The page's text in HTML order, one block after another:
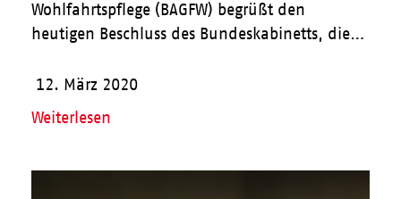
Wohlfahrtspflege (BAGFW) begrüßt den
heutigen Beschluss des Bundeskabinetts, die…
12. März 2020
Weiterlesen